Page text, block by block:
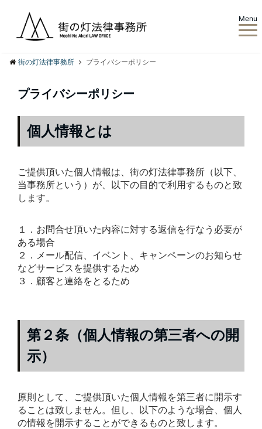
Menu
街の灯法律事務所 プライバシーポリシー
プライバシーポリシー
個人情報とは
ご提供頂いた個人情報は、街の灯法律事務所（以下、
当事務所という）が、以下の目的で利用するものと致
します。
１．お問合せ頂いた内容に対する返信を行なう必要が
ある場合
２．メール配信、イベント、キャンペーンのお知らせ
などサービスを提供するため
３．顧客と連絡をとるため
第２条（個人情報の第三者への開
示）
原則として、ご提供頂いた個人情報を第三者に開示す
ることは致しません。但し、以下のような場合、個人
の情報を開示することができるものと致します。